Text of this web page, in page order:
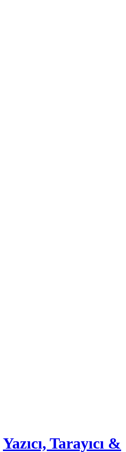
Yazıcı, Tarayıcı &